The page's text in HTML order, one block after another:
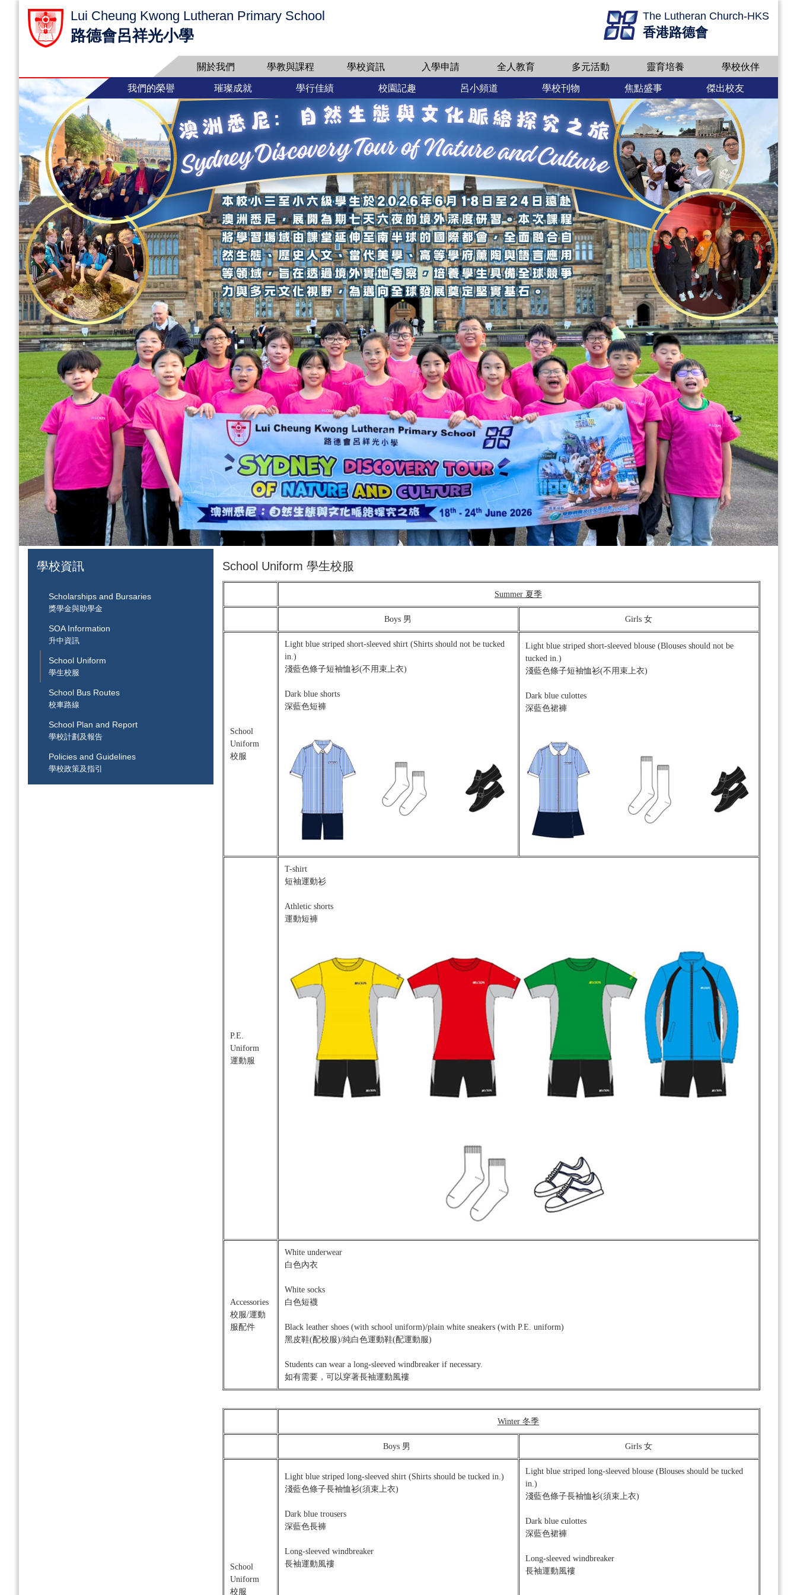
Lui Cheung Kwong Lutheran Primary School
路德會呂祥光小學
The Lutheran Church-HKS
香港路德會
關於我們 學教與課程 學校資訊 入學申請 全人教育 多元活動 靈育培養 學校伙伴
我們的榮譽 璀璨成就 學行佳績 校園記趣 呂小頻道 學校刊物 焦點盛事 傑出校友
學校資訊
Scholarships and Bursaries
獎學金與助學金
SOA Information
升中資訊
School Uniform
學生校服
School Bus Routes
校車路線
School Plan and Report
學校計劃及報告
Policies and Guidelines
學校政策及指引
School Uniform 學生校服
Summer 夏季
Boys 男 Girls 女
School
Uniform
校服
Light blue striped short-sleeved shirt (Shirts should not be tucked
in.)
淺藍色條子短袖恤衫(不用束上衣)
Dark blue shorts
深藍色短褲
Light blue striped short-sleeved blouse (Blouses should not be
tucked in.)
淺藍色條子短袖恤衫(不用束上衣)
Dark blue culottes
深藍色裙褲
P.E.
Uniform
運動服
T-shirt
短袖運動衫
Athletic shorts
運動短褲
Accessories
校服/運動
服配件
White underwear
白色內衣
White socks
白色短襪
Black leather shoes (with school uniform)/plain white sneakers (with P.E. uniform)
黑皮鞋(配校服)/純白色運動鞋(配運動服)
Students can wear a long-sleeved windbreaker if necessary.
如有需要，可以穿著長袖運動風褸
Winter 冬季
Boys 男 Girls 女
School
Uniform
校服
Light blue striped long-sleeved shirt (Shirts should be tucked in.)
淺藍色條子長袖恤衫(須束上衣)
Dark blue trousers
深藍色長褲
Long-sleeved windbreaker
長袖運動風褸
Light blue striped long-sleeved blouse (Blouses should be tucked
in.)
淺藍色條子長袖恤衫(須束上衣)
Dark blue culottes
深藍色裙褲
Long-sleeved windbreaker
長袖運動風褸